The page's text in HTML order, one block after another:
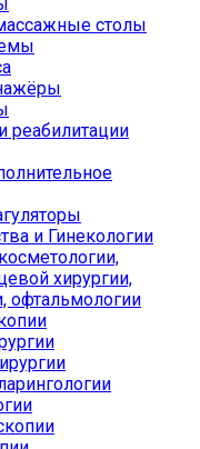
столы
реабилитации
и Гинекологии
хирургии,
офтальмологии